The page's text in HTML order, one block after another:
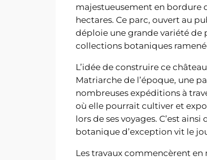
majestueusement en bordure
hectares. Ce parc, ouvert au
déploie une grande variété de
collections botaniques
L’idée de construire ce
Matriarche de l’époque, une
nombreuses expéditions à
où elle pourrait cultiver et
lors de ses voyages. C’est
botanique d’exception vit le
Les travaux commencèrent en